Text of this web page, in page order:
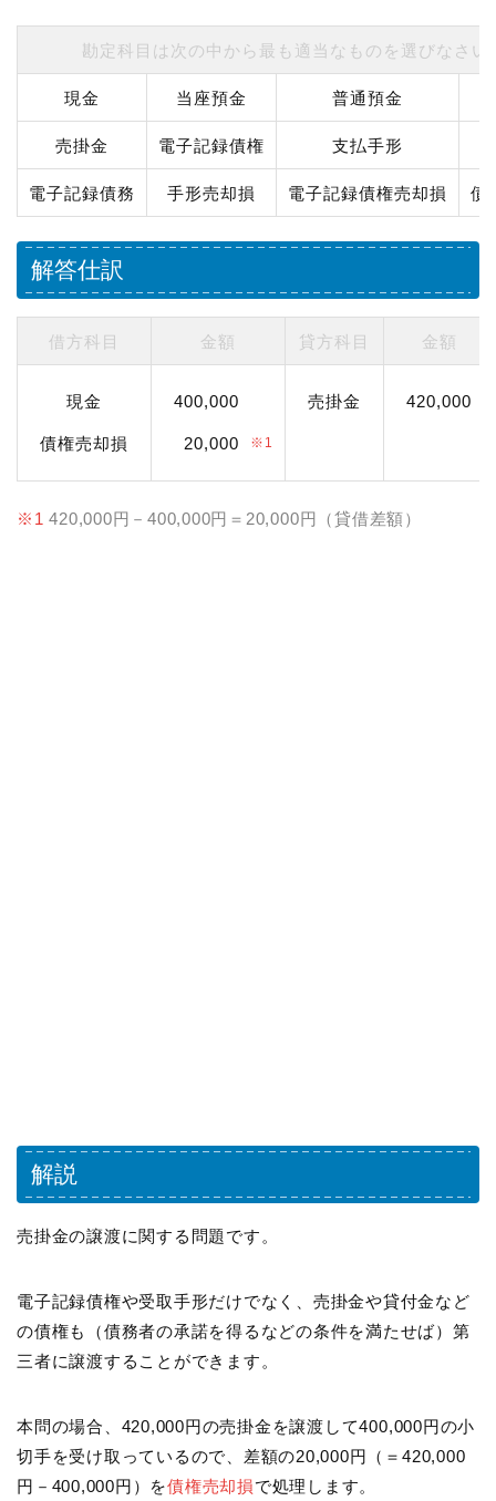
勘定科目は次の中から最も適当なものを選びなさい
現金 当座預金 普通預金
売掛金 電子記録債権 支払手形
電子記録債務 手形売却損 電子記録債権売却損 債
解答仕訳
借方科目 金額 貸方科目 金額
現金 400,000 売掛金 420,000
債権売却損 20,000 ※1
※1 420,000円－400,000円＝20,000円（貸借差額）
解説
売掛金の譲渡に関する問題です。
電子記録債権や受取手形だけでなく、売掛金や貸付金など
の債権も（債務者の承諾を得るなどの条件を満たせば）第
三者に譲渡することができます。
本問の場合、420,000円の売掛金を譲渡して400,000円の小
切手を受け取っているので、差額の20,000円（＝420,000
円－400,000円）を債権売却損で処理します。